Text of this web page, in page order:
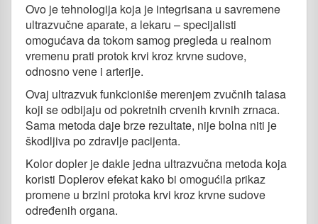
Ovo je tehnologija koja je integrisana u savremene
ultrazvučne aparate, a lekaru – specijalisti
omogućava da tokom samog pregleda u realnom
vremenu prati protok krvi kroz krvne sudove,
odnosno vene i arterije.
Ovaj ultrazvuk funkcioniše merenjem zvučnih talasa
koji se odbijaju od pokretnih crvenih krvnih zrnaca.
Sama metoda daje brze rezultate, nije bolna niti je
škodljiva po zdravlje pacijenta.
Kolor dopler je dakle jedna ultrazvučna metoda koja
koristi Doplerov efekat kako bi omogućila prikaz
promene u brzini protoka krvi kroz krvne sudove
određenih organa.